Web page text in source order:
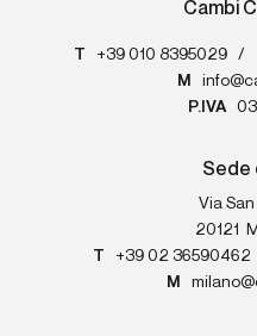
Cambi
T +39 010 8395029 /
M
P.IVA
Sede
Via
20121
T
+39 02 36590462
M